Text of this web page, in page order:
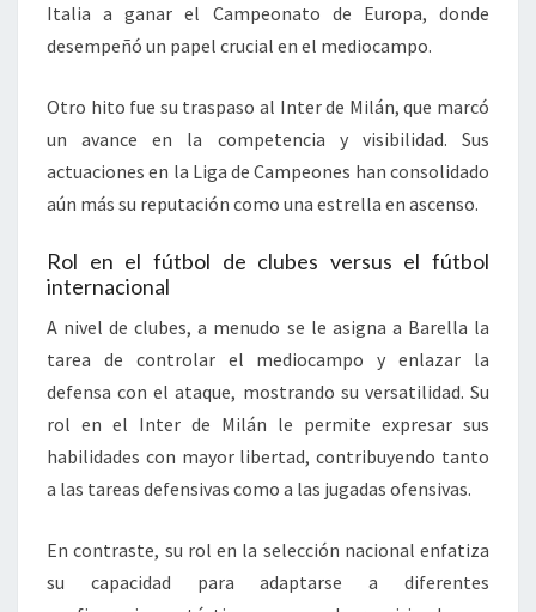
Italia a ganar el Campeonato de Europa, donde
desempeñó un papel crucial en el mediocampo.
Otro hito fue su traspaso al Inter de Milán, que marcó
un avance en la competencia y visibilidad. Sus
actuaciones en la Liga de Campeones han consolidado
aún más su reputación como una estrella en ascenso.
Rol en el fútbol de clubes versus el fútbol
internacional
A nivel de clubes, a menudo se le asigna a Barella la
tarea de controlar el mediocampo y enlazar la
defensa con el ataque, mostrando su versatilidad. Su
rol en el Inter de Milán le permite expresar sus
habilidades con mayor libertad, contribuyendo tanto
a las tareas defensivas como a las jugadas ofensivas.
En contraste, su rol en la selección nacional enfatiza
su capacidad para adaptarse a diferentes